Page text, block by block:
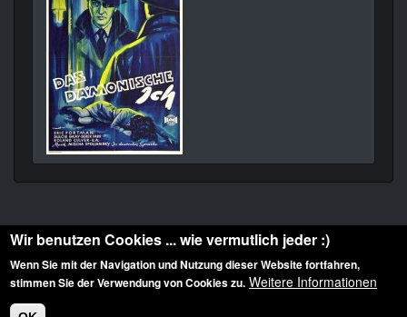
Diese Website ist urheberrechtlich geschützt: © 2010-2026 der Film Noir de. Alle
Rechte vorbehalten.
Wir benutzen Cookies ... wie vermutlich jeder :)
Wenn Sie mit der Navigation und Nutzung dieser Website fortfahren,
stimmen Sie der Verwendung von Cookies zu. Weitere Informationen